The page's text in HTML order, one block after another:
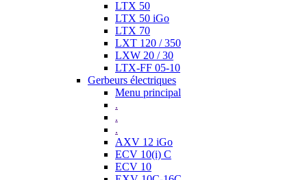
LTX 50
LTX 50 iGo
LTX 70
LXT 120 / 350
LXW 20 / 30
LTX-FF 05-10
Gerbeurs électriques
Menu principal
.
.
.
AXV 12 iGo
ECV 10(i) C
ECV 10